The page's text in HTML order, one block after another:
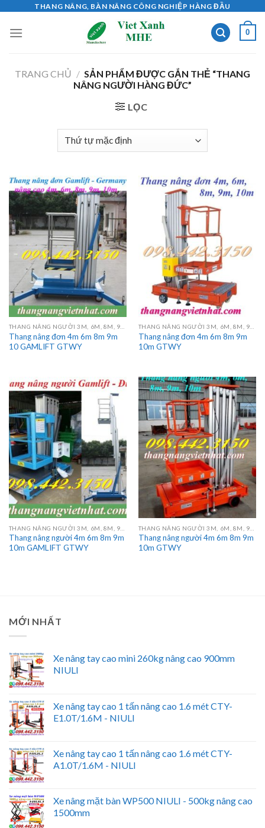
content
THANG NÂNG, BÀN NÂNG CÔNG NGHIỆP HÀNG ĐẦU
0
TRANG CHỦ / SẢN PHẨM ĐƯỢC GẮN THẺ “THANG
NÂNG NGƯỜI HÀNG ĐỨC”
LỌC
Thang nâng đơn 4m 6m 8m 9m
10 GAMLIFT GTWY
Thang nâng đơn 4m 6m 8m 9m
10m GTWY
Thang nâng người 4m 6m 8m 9m
10m GAMLIFT GTWY
Thang nâng người 4m 6m 8m 9m
10m GTWY
MỚI NHẤT
Xe nâng tay cao mini 260kg nâng cao 900mm
NIULI
Xe nâng tay cao 1 tấn nâng cao 1.6 mét CTY-
E1.0T/1.6M - NIULI
Xe nâng tay cao 1 tấn nâng cao 1.6 mét CTY-
A1.0T/1.6M - NIULI
Xe nâng mặt bàn WP500 NIULI - 500kg nâng cao
1500mm